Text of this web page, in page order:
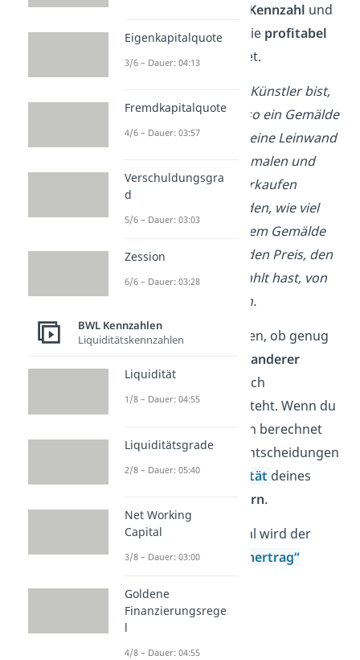
betriebswirtschaftliche Kennzahl und
hilft dir einzuschätzen, wie profitabel
ein Unternehmen arbeitet.
Wenn du ein Künstler bist,
kannst du nicht einfach so ein Gemälde
malen. Du musst vorher eine Leinwand
kaufen, damit du darauf malen und
danach dein Gemälde verkaufen
kannst. Um herauszufinden, wie viel
Geld du wirklich mit diesem Gemälde
verdient hast, musst du den Preis, den
du für die Leinwand gezahlt hast, von
deinem Umsatz abziehen.
So kannst du herausfinden, ob genug
Deckung anderer
Kostenbleibt oder ob noch
Optimierungsbedarf besteht. Wenn du
weißt, wie der Rohgewinn berechnet
wird, kannst du gezielt Entscheidungen
treffen, um dieRentabilität deines
steigern.
Gut zu wissen:
Manchmal wird der
Rohgewinnauch als „ Rohertrag“
Eigenkapitalquote
3/6 – Dauer: 04:13
Fremdkapitalquote
4/6 – Dauer: 03:57
Verschuldungsgra
d
5/6 – Dauer: 03:03
Zession
6/6 – Dauer: 03:28
BWL Kennzahlen
Liquiditätskennzahlen
Liquidität
1/8 – Dauer: 04:55
Liquiditätsgrade
2/8 – Dauer: 05:40
Net Working
Capital
3/8 – Dauer: 03:00
Goldene
Finanzierungsrege
l
4/8 – Dauer: 04:55